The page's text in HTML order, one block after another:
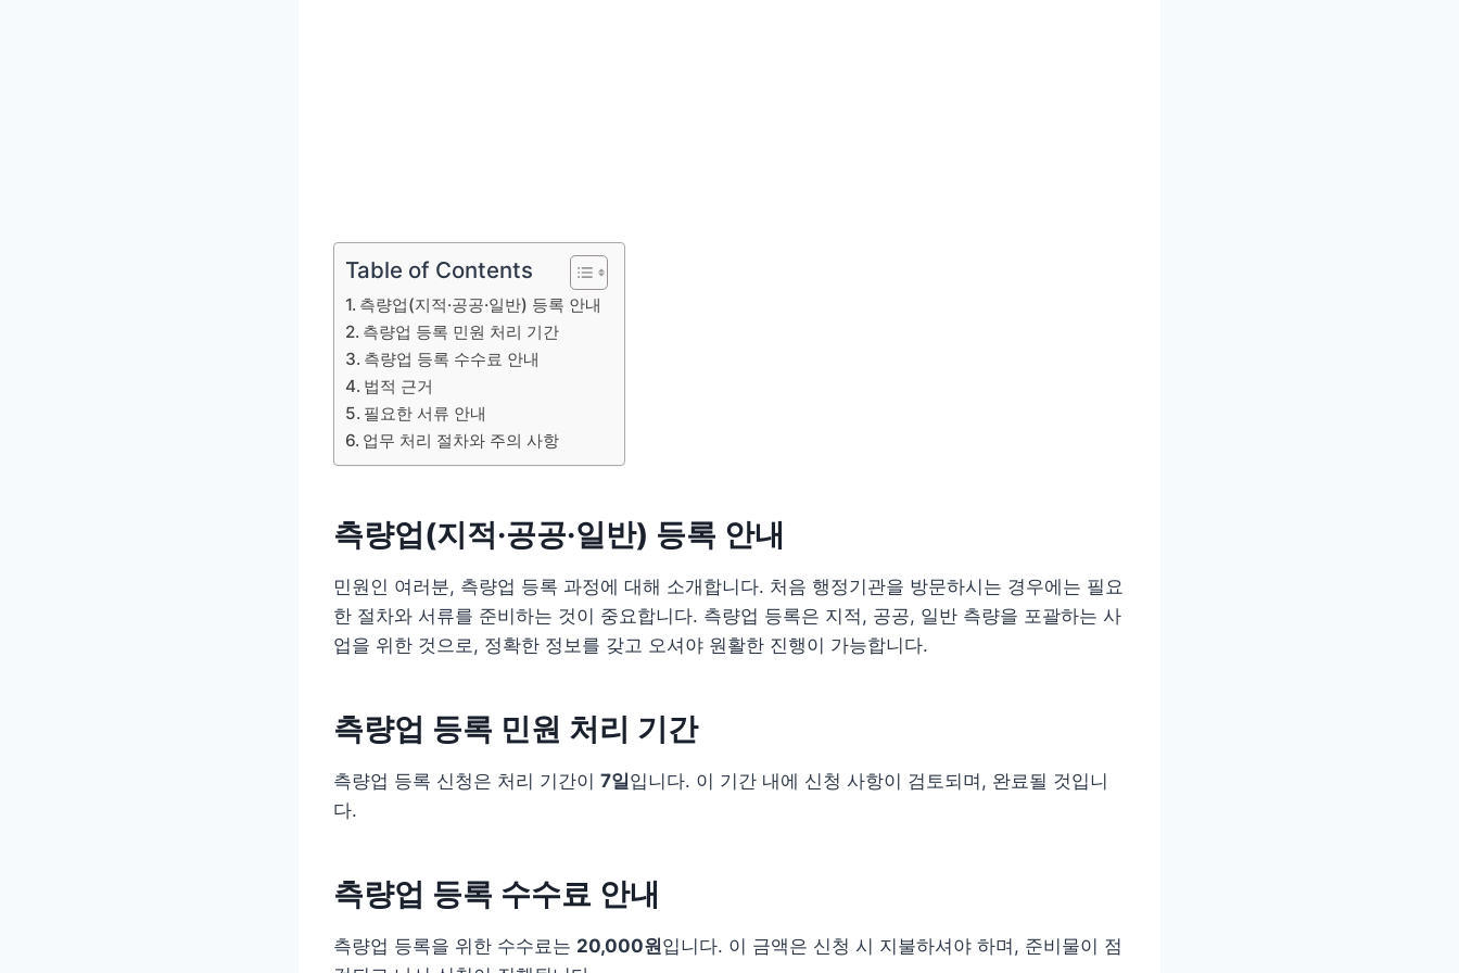
Table of Contents
측량업(지적·공공·일반) 등록 안내
측량업 등록 민원 처리 기간
측량업 등록 수수료 안내
법적 근거
필요한 서류 안내
업무 처리 절차와 주의 사항
측량업(지적·공공·일반) 등록 안내
민원인 여러분, 측량업 등록 과정에 대해 소개합니다. 처음 행정기관을 방문하시는 경우에는 필요
한 절차와 서류를 준비하는 것이 중요합니다. 측량업 등록은 지적, 공공, 일반 측량을 포괄하는 사
업을 위한 것으로, 정확한 정보를 갖고 오셔야 원활한 진행이 가능합니다.
측량업 등록 민원 처리 기간
측량업 등록 신청은 처리 기간이 7일입니다. 이 기간 내에 신청 사항이 검토되며, 완료될 것입니
다.
측량업 등록 수수료 안내
측량업 등록을 위한 수수료는 20,000원입니다. 이 금액은 신청 시 지불하셔야 하며, 준비물이 점